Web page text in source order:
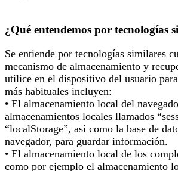
¿Qué entendemos por tecnologías
Se entiende por tecnologías similares
mecanismo de almacenamiento y
utilice en el dispositivo del usuario
más habituales incluyen:
• El almacenamiento local del
almacenamientos locales llamados
“localStorage”, así como la base de
navegador, para guardar información.
• El almacenamiento local de los
como por ejemplo el almacenamiento